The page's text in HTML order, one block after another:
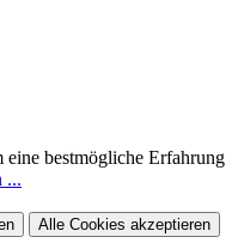
eine bestmögliche Erfahrung
...
Alle Cookies akzeptieren